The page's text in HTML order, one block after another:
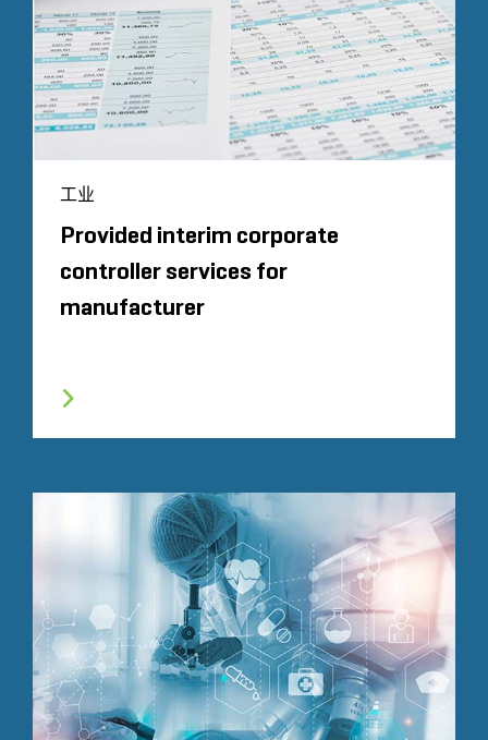
工业
Provided interim corporate
controller services for
manufacturer